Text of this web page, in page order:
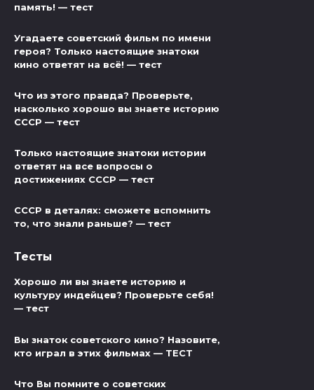
память! — тест
Угадаете советский фильм по имени
героя? Только настоящие знатоки
кино ответят на всё! — тест
Что из этого правда? Проверьте,
насколько хорошо вы знаете историю
СССР — тест
Только настоящие знатоки истории
ответят на все вопросы о
достижениях СССР — тест
СССР в деталях: сможете вспомнить
то, что знали раньше? — тест
Тесты
Хорошо ли вы знаете историю и
культуру индейцев? Проверьте себя!
— тест
Вы знаток советского кино? Назовите,
кто играл в этих фильмах — ТЕСТ
Что Вы помните о советских